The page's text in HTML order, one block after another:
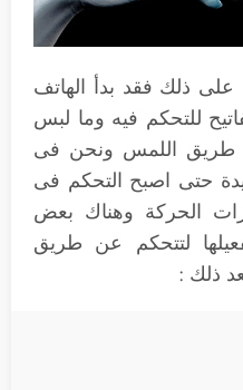
على ذلك فقد بدأ الهاتف
للتحكم فيه وما لبس
طريق اللمس ونحن فى
حتى اصبح التحكم فى
الحركة وهناك بعض
لتتحكم عن طريق
ذلك :